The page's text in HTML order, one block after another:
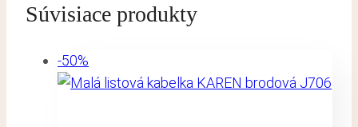
Súvisiace produkty
-50%